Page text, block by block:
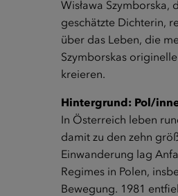
Wisława
geschätzte Dichterin,
über das Leben, die
Szymborskas
kreieren.
Hintergrund: Pol/
In Österreich leben
damit zu den zehn
Einwanderung lag
Regimes in Polen,
Bewegung. 1981